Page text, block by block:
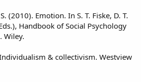
(2010). Emotion. In S. T. Fiske, D. T.
Handbook of Social Psychology
Wiley.
& collectivism. Westview